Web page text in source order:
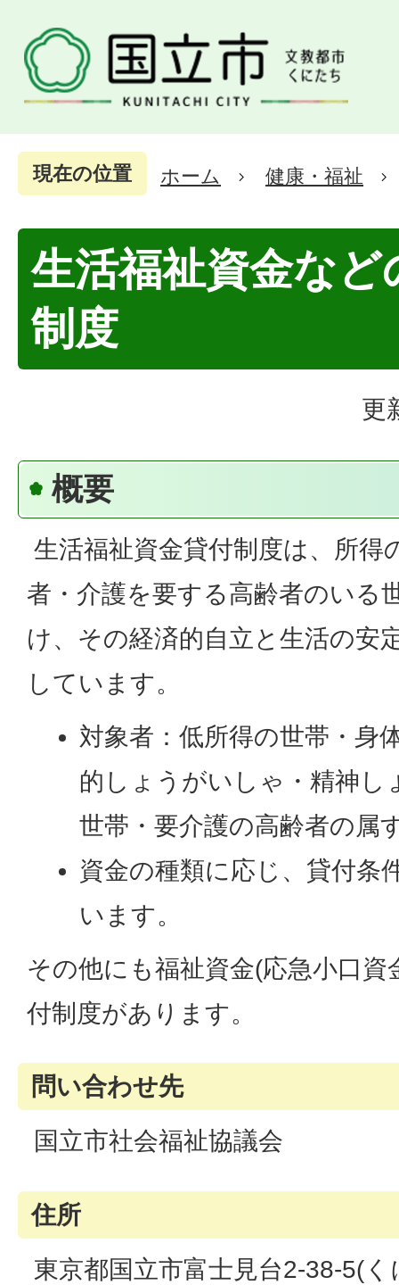
現在の位置 ホーム 健康・福祉
生活福祉資金など
制度
更
概要
生活福祉資金貸付制度は、所得
者・介護を要する高齢者のいる
け、その経済的自立と生活の安
しています。
対象者：低所得の世帯・身
的しょうがいしゃ・精神し
世帯・要介護の高齢者の属
資金の種類に応じ、貸付条
います。
その他にも福祉資金(応急小口資
付制度があります。
問い合わせ先
国立市社会福祉協議会
住所
東京都国立市富士見台2-38-5(